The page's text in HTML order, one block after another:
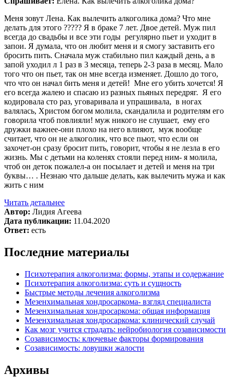
Меня зовут Лена. Как вылечить алкоголика дома? Что мне
делать для этого ????? Я в браке 7 лет. Двое детей. Муж пил
всегда до свадьбы и все эти годы регулярно пьет и уходит в
запои. Я думала, что он любит меня и я смогу заставить его
бросить пить. Сначала муж стабильно пил каждый день, а в
запой уходил л 1 раз в 3 месяца, теперь 2-3 раза в месяц. Мало
того что он пьет, так он мне всегда изменяет. Дошло до того,
что что он начал бить меня и детей! Мне его убить хочется! Я
его всегда жалею и спасаю из разных пьяных передряг. Я его
кодировала сто раз, уговаривала и упрашивала, в ногах
валялась, Христом богом молила, скандалила и родителям его
говорила чтоб повлияли! муж никого не слушает, ему его
дружки важнее-они плохо на него влияют, муж вообще
считает, что он не алкоголик, что все пьют, что если он
захочет-он сразу бросит пить, говорит, чтобы я не лезла в его
жизнь. Мы с детьми на коленях стояли перед ним- я молила,
чтоб он деток пожалел-а он посылает и детей и меня на три
буквы… . Незнаю что дальше делать, как вылечить мужа и как
жить с ним
Читать детальнее
Автор: Лидия Агеева
Дата публикации: 11.04.2020
Ответ: есть
Последние материалы
Психотерапия алкоголизма: формы, этапы и содержание
Психотерапия алкоголизма: суть и сущность
Быстрые методы лечения алкоголизма
Мезенхимальная хондросаркома- взгляд специалиста
Мезенхимальная хондросаркома: общая информация
Мезенхимальная хондросаркома: клинический случай
Как мозг учится страдать: нейробиология созависимости
Созависимость: ключевые факторы формирования
Созависимость: ловушки жалости
Архивы